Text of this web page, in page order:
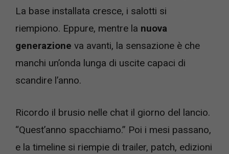
La base installata cresce, i salotti si
riempiono. Eppure, mentre la nuova
generazione va avanti, la sensazione è che
manchi un’onda lunga di uscite capaci di
scandire l’anno.
Ricordo il brusio nelle chat il giorno del lancio.
“Quest’anno spacchiamo.” Poi i mesi passano,
e la timeline si riempie di trailer, patch, edizioni